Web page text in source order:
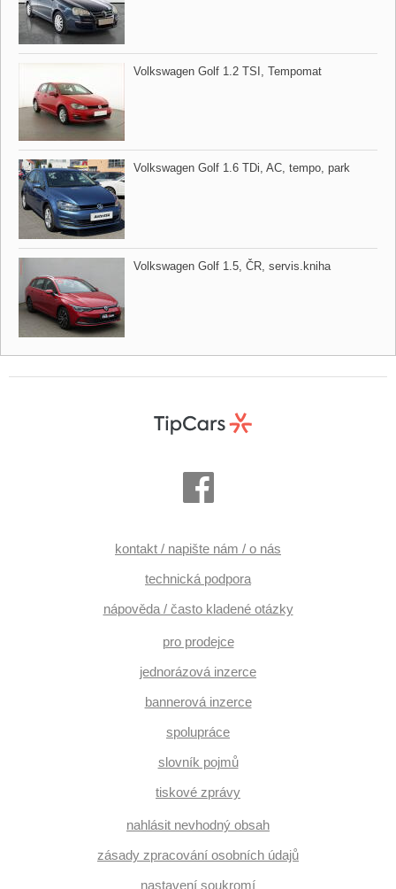
Volkswagen Golf 1.2 TSI,​ Tempomat
Volkswagen Golf 1.6 TDi,​ AC,​ tempo,​ park
Volkswagen Golf 1.5,​ ČR,​ servis.kniha
kontakt / napište nám / o nás
technická podpora
nápověda / často kladené otázky
pro prodejce
jednorázová inzerce
bannerová inzerce
spolupráce
slovník pojmů
tiskové zprávy
nahlásit nevhodný obsah
zásady zpracování osobních údajů
nastavení soukromí